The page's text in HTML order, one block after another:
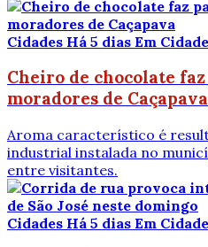
Cidades Há 5 dias Em
Cheiro de chocolate
moradores de Caçapava
Aroma característico é
industrial instalada no
entre visitantes.
Cidades Há 5 dias Em